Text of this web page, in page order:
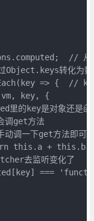
//
Object.keys转化为数
=> {  //
key, {
里的key是对象还是函
调get方法
调一下get方法即可
this.a +
去监听变化了
===